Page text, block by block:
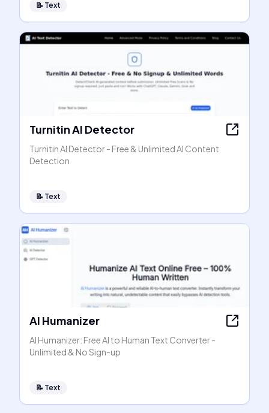
📝 Text
Turnitin AI Detector
Turnitin AI Detector - Free & Unlimited AI Content
Detection
📝 Text
AI Humanizer
AI Humanizer: Free AI to Human Text Converter -
Unlimited & No Sign-up
📝 Text